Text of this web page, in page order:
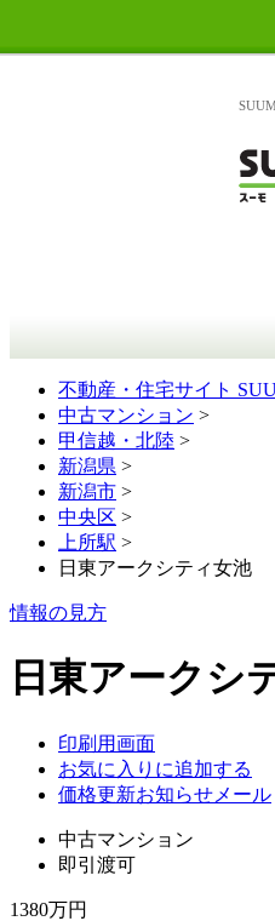
不動産・住宅サイト
中古マンション >
甲信越・北陸 >
新潟県 >
新潟市 >
中央区 >
上所駅 >
日東アークシティ女池
情報の見方
日東アークシ
印刷用画面
お気に入りに追加する
価格更新お知らせメール
中古マンション
即引渡可
1380万円